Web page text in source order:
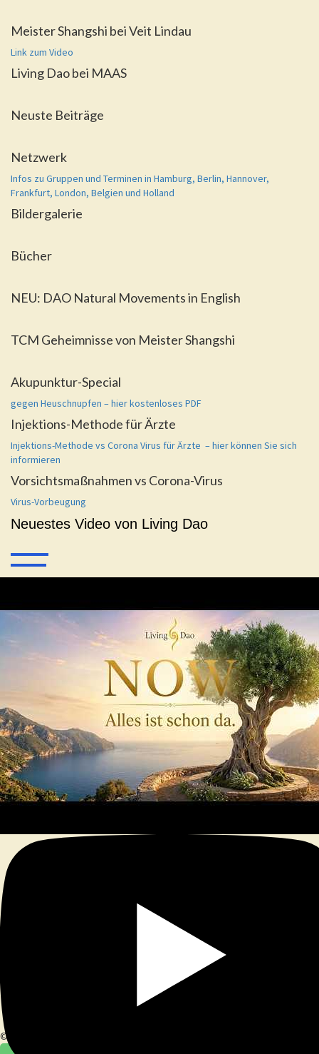
Meister Shangshi bei Veit Lindau
Link zum Video
Living Dao bei MAAS
Neuste Beiträge
Netzwerk
Infos zu Gruppen und Terminen in Hamburg, Berlin, Hannover,
Frankfurt, London, Belgien und Holland
Bildergalerie
Bücher
NEU: DAO Natural Movements in English
TCM Geheimnisse von Meister Shangshi
Akupunktur-Special
gegen Heuschnupfen – hier kostenloses PDF
Injektions-Methode für Ärzte
Injektions-Methode vs Corona Virus für Ärzte – hier können Sie sich
informieren
Vorsichtsmaßnahmen vs Corona-Virus
Virus-Vorbeugung
Neuestes Video von Living Dao
© 2026